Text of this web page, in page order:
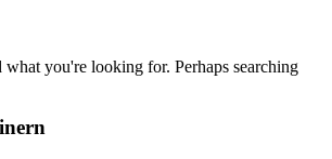
what you're looking for. Perhaps searching